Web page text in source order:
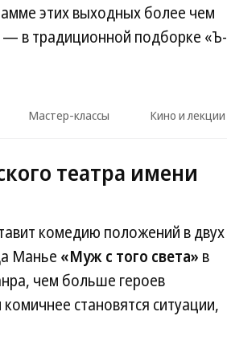
этих выходных более чем
в традиционной подборке «Ъ-
Мастер-классы Кино и лекции
театра имени
комедию положений в двух
Манье «Муж с того света» в
чем больше героев
становятся ситуации,